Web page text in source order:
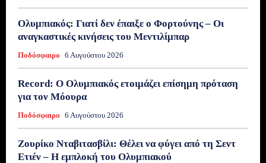
Ολυμπιακός: Γιατί δεν έπαιξε ο Φορτούνης – Οι
αναγκαστικές κινήσεις του Μεντιλίμπαρ
Ποδόσφαιρο 6 Αυγούστου 2026
Record: Ο Ολυμπιακός ετοιμάζει επίσημη πρόταση
για τον Μόουρα
Ποδόσφαιρο 6 Αυγούστου 2026
Ζουρίκο Νταβιτασβίλι: Θέλει να φύγει από τη Σεντ
Ετιέν – Η εμπλοκή του Ολυμπιακού